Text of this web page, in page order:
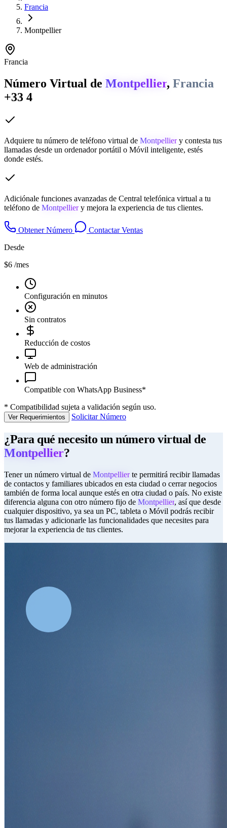
Francia
Montpellier
Francia
Número Virtual de Montpellier, Francia
+33 4
Adquiere tu número de teléfono virtual de Montpellier y contesta tus
llamadas desde un ordenador portátil o Móvil inteligente, estés
donde estés.
Adiciónale funciones avanzadas de Central telefónica virtual a tu
teléfono de Montpellier y mejora la experiencia de tus clientes.
Obtener Número
Contactar Ventas
Desde
$6 /mes
Configuración en minutos
Sin contratos
Reducción de costos
Web de administración
Compatible con WhatsApp Business*
* Compatibilidad sujeta a validación según uso.
Ver Requerimientos Solicitar Número
¿Para qué necesito un número virtual de
Montpellier?
Tener un número virtual de Montpellier te permitirá recibir llamadas
de contactos y familiares ubicados en esta ciudad o cerrar negocios
también de forma local aunque estés en otra ciudad o país. No existe
diferencia alguna con otro número fijo de Montpellier, así que desde
cualquier dispositivo, ya sea un PC, tableta o Móvil podrás recibir
tus llamadas y adicionarle las funcionalidades que necesites para
mejorar la experiencia de tus clientes.